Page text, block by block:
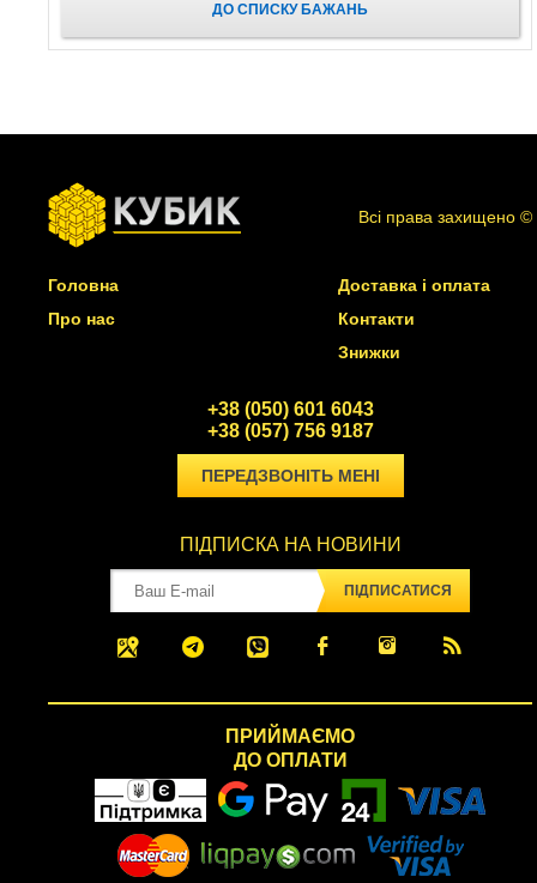
ДО СПИСКУ БАЖАНЬ
Всі права захищено ©
Головна
Про нас
Доставка і оплата
Контакти
Знижки
+38 (050) 601 6043
+38 (057) 756 9187
ПЕРЕДЗВОНІТЬ МЕНІ
ПІДПИСКА НА НОВИНИ
ПІДПИСАТИСЯ
ПРИЙМАЄМО
ДО ОПЛАТИ